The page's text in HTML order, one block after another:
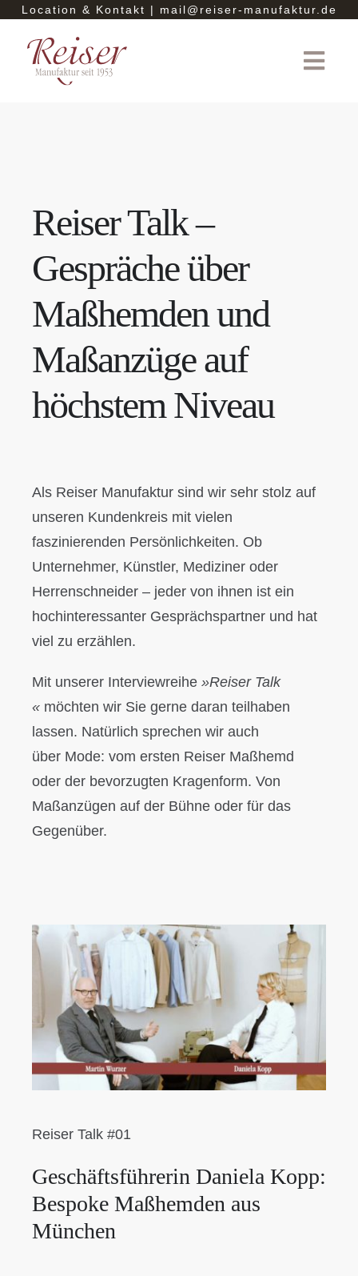
Zum
Inhalt
springen
Location & Kontakt | mail@reiser-manufaktur.de
MAßANZÜGE
CASUAL
STOFFE
REISER
KONTAKT & ÖFFNUNGSZEITEN
Reiser Talk –
Gespräche über
Maßhemden und
Maßanzüge auf
höchstem Niveau
Als Reiser Manufaktur sind wir sehr stolz auf
unseren Kundenkreis mit vielen
faszinierenden Persönlichkeiten. Ob
Unternehmer, Künstler, Mediziner oder
Herrenschneider – jeder von ihnen ist ein
hochinteressanter Gesprächspartner und hat
viel zu erzählen.
Mit unserer Interviewreihe »Reiser Talk
«möchten wir Sie gerne daran teilhaben
lassen. Natürlich sprechen wir auch
über Mode: vom ersten Reiser Maßhemd
oder der bevorzugten Kragenform. Von
Maßanzügen auf der Bühne oder für das
Gegenüber.
Reiser Talk #01
Geschäftsführerin Daniela Kopp:
Bespoke Maßhemden aus
München